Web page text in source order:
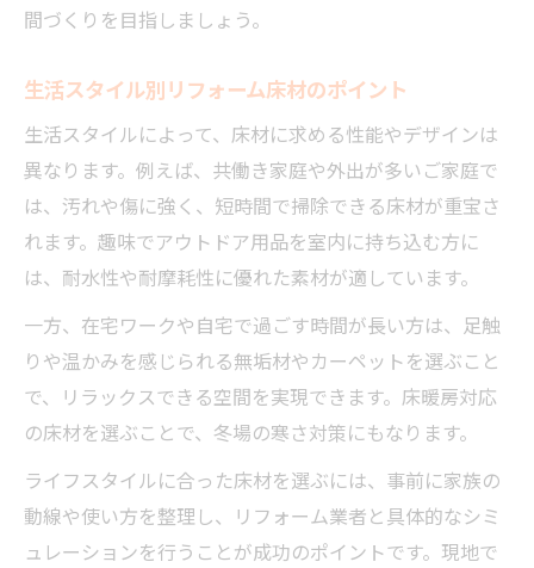
間づくりを目指しましょう。
生活スタイル別リフォーム床材のポイント
生活スタイルによって、床材に求める性能やデザインは
異なります。例えば、共働き家庭や外出が多いご家庭で
は、汚れや傷に強く、短時間で掃除できる床材が重宝さ
れます。趣味でアウトドア用品を室内に持ち込む方に
は、耐水性や耐摩耗性に優れた素材が適しています。
一方、在宅ワークや自宅で過ごす時間が長い方は、足触
りや温かみを感じられる無垢材やカーペットを選ぶこと
で、リラックスできる空間を実現できます。床暖房対応
の床材を選ぶことで、冬場の寒さ対策にもなります。
ライフスタイルに合った床材を選ぶには、事前に家族の
動線や使い方を整理し、リフォーム業者と具体的なシミ
ュレーションを行うことが成功のポイントです。現地で